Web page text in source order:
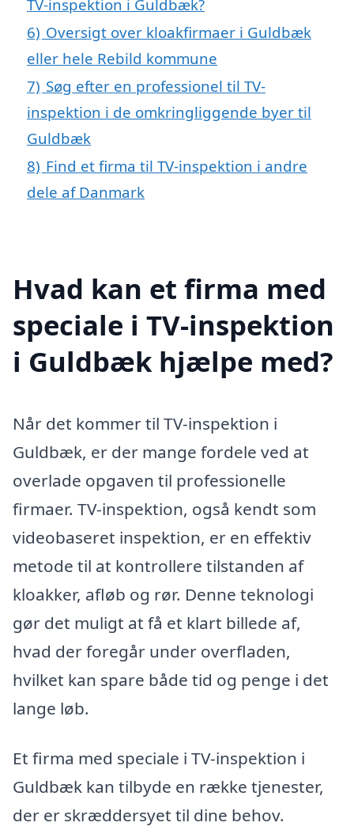
TV-inspektion i Guldbæk?
6) Oversigt over kloakfirmaer i Guldbæk
eller hele Rebild kommune
7) Søg efter en professionel til TV-
inspektion i de omkringliggende byer til
Guldbæk
8) Find et firma til TV-inspektion i andre
dele af Danmark
Hvad kan et firma med
speciale i TV-inspektion
i Guldbæk hjælpe med?
Når det kommer til TV-inspektion i
Guldbæk, er der mange fordele ved at
overlade opgaven til professionelle
firmaer. TV-inspektion, også kendt som
videobaseret inspektion, er en effektiv
metode til at kontrollere tilstanden af
kloakker, afløb og rør. Denne teknologi
gør det muligt at få et klart billede af,
hvad der foregår under overfladen,
hvilket kan spare både tid og penge i det
lange løb.
Et firma med speciale i TV-inspektion i
Guldbæk kan tilbyde en række tjenester,
der er skræddersyet til dine behov.